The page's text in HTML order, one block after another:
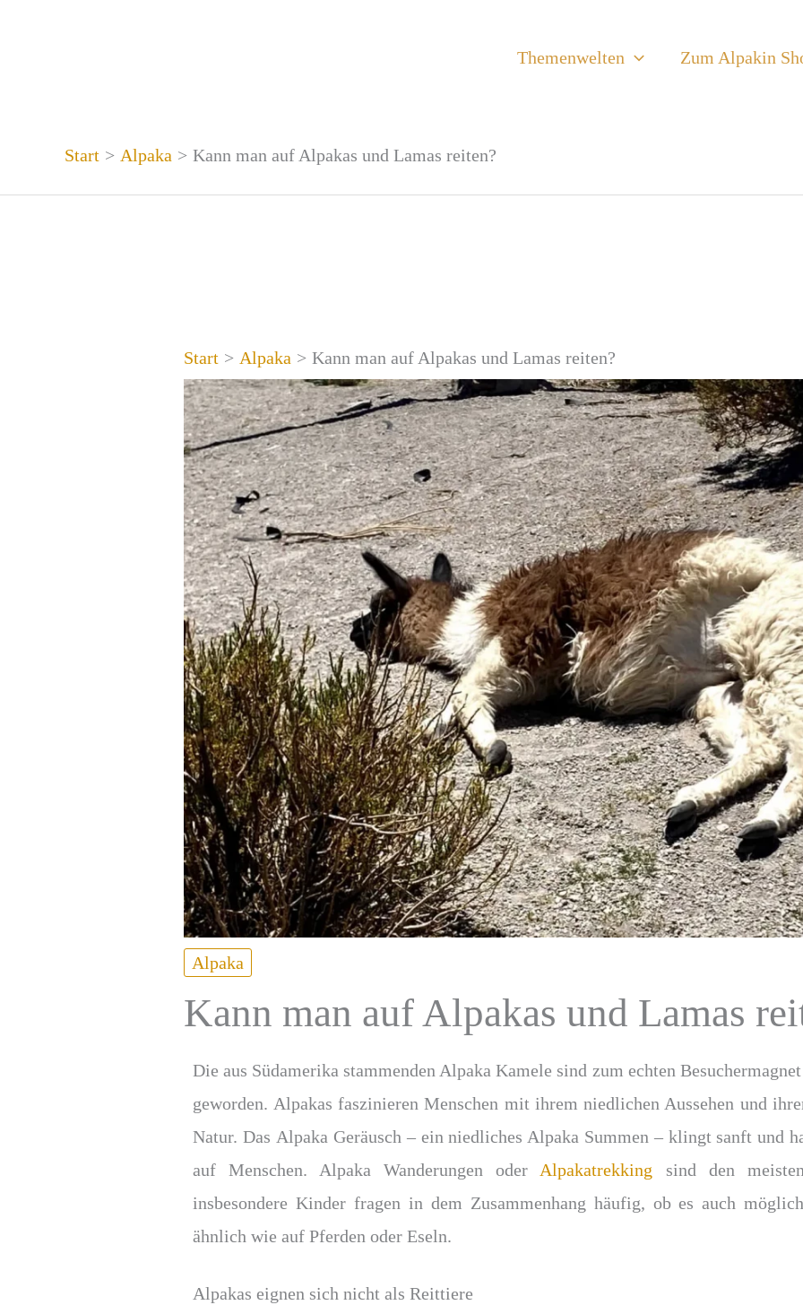
Themenwelten Zum Alpakin
Start Alpaka Kann man auf Alpakas und Lamas reiten?
Start Alpaka Kann man auf Alpakas und Lamas reiten?
Alpaka
Kann man auf Alpakas und Lamas
Die aus Südamerika stammenden Alpaka Kamele sind zum echten
geworden. Alpakas faszinieren Menschen mit ihrem niedlichen Aussehen und
Natur. Das Alpaka Geräusch – ein niedliches Alpaka Summen – klingt sanft und
auf Menschen. Alpaka Wanderungen oder Alpakatrekking sind den
insbesondere Kinder fragen in dem Zusammenhang häufig, ob es auch
ähnlich wie auf Pferden oder Eseln.
Alpakas eignen sich nicht als Reittiere